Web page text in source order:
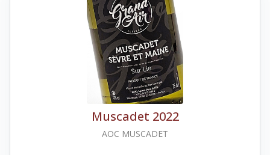
Muscadet 2022
AOC MUSCADET